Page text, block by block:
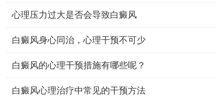
心理压力过大是否会导致白癜风
白癜风身心同治，心理干预不可少
白癜风的心理干预措施有哪些呢？
白癜风心理治疗中常见的干预方法